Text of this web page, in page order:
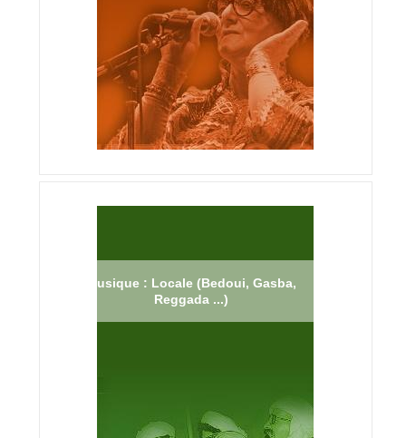
Musique : Locale (Bedoui, Gasba,
Reggada ...)